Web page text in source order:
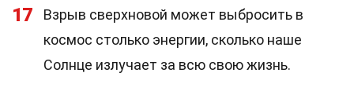
17
Взрыв сверхновой может выбросить в
космос столько энергии, сколько наше
Солнце излучает за всю свою жизнь.